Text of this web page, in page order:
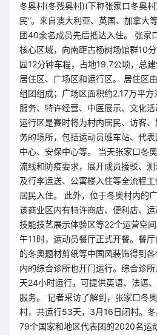
冬奥村(冬残奥村)(下称张家口冬奥
民”。来自澳大利亚、英国、加拿大
团40余名成员先后抵达入住。 张家
核心区域，向南距古杨树场馆群10
园12分钟车程，占地19.7公顷，总
居住区、广场区和运行区。 居住区
组团组成；广场区面积约2.17万平
服务、特许经营、中医展示、文化活
运行区是赛时将为村内居民、访客
务的场所，包括运动员班车站、代
中心、安保中心等。 当天张家口冬
流线和防疫要求，展开成员接驳、
及行李运送、公寓楼入住等全流程
居民入住。 此外，位于冬奥村内的
该商业区内有特许商店、便利店、
技能技艺展示体验区等22个运营空
午11时，运动员餐厅正式开餐。餐
的冬奥题材剪纸等中国风装饰得到
内的综合诊所也开门运行。综合诊
天24小时运行，可提供英语、法语
服务。 记者采访了解到，张家口冬
村，共运行53天，3月16日闭村。
79个国家和地区代表团的2020名运